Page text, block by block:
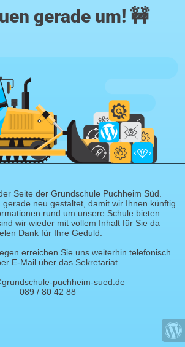
gerade um! 🚧
Seite der Grundschule Puchheim Süd.
gerade neu gestaltet, damit wir Ihnen künftig
rund um unsere Schule bieten
wir wieder mit vollem Inhalt für Sie da –
Dank für Ihre Geduld.
erreichen Sie uns weiterhin telefonisch
E-Mail über das Sekretariat.
puchheim-sued.de
089 / 80 42 88